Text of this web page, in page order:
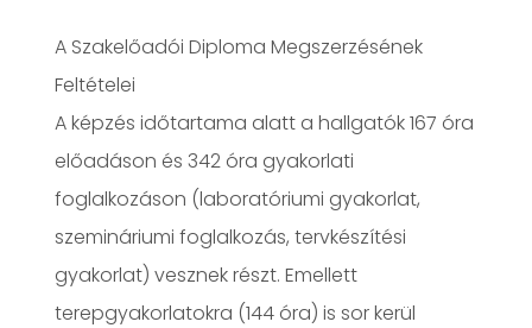
A Szakelőadói Diploma Megszerzésének
Feltételei
A képzés időtartama alatt a hallgatók 167 óra
előadáson és 342 óra gyakorlati
foglalkozáson (laboratóriumi gyakorlat,
szemináriumi foglalkozás, tervkészítési
gyakorlat) vesznek részt. Emellett
terepgyakorlatokra (144 óra) is sor kerül